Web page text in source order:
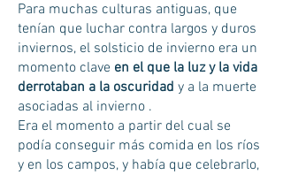
Para muchas culturas antiguas, que
tenían que luchar contra largos y duros
inviernos, el solsticio de invierno era un
momento clave en el que la luz y la vida
derrotaban a la oscuridad y a la muerte
asociadas al invierno .
Era el momento a partir del cual se
podía conseguir más comida en los ríos
y en los campos, y había que celebrarlo,